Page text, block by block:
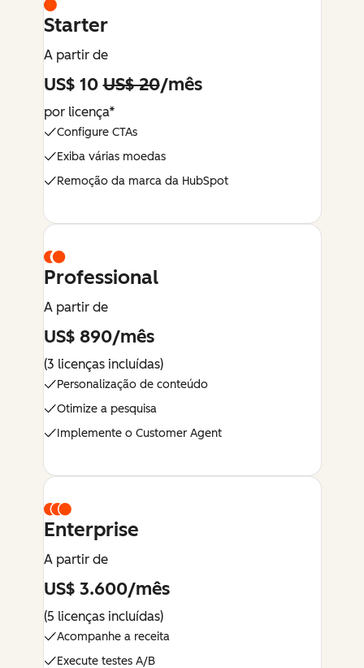
Starter
A partir de
US$ 10US$ 20/mês
por licença*
Configure CTAs
Exiba várias moedas
Remoção da marca da HubSpot
Professional
A partir de
US$ 890/mês
(3 licenças incluídas)
Personalização de conteúdo
Otimize a pesquisa
Implemente o Customer Agent
Enterprise
A partir de
US$ 3.600/mês
(5 licenças incluídas)
Acompanhe a receita
Execute testes A/B